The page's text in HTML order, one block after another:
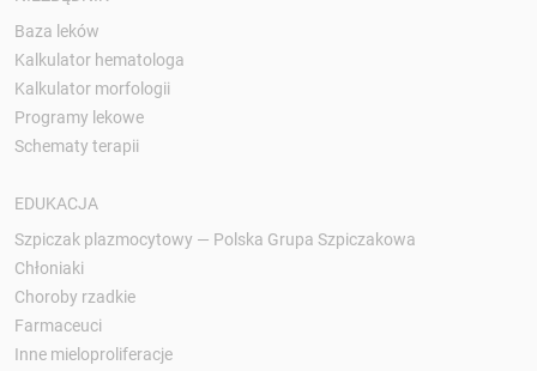
Baza leków
Kalkulator hematologa
Kalkulator morfologii
Programy lekowe
Schematy terapii
EDUKACJA
Szpiczak plazmocytowy — Polska Grupa Szpiczakowa
Chłoniaki
Choroby rzadkie
Farmaceuci
Inne mieloproliferacje